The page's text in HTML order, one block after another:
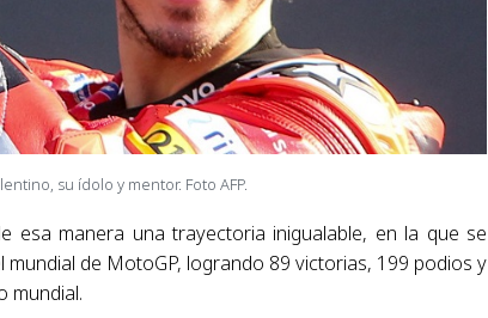
su ídolo y mentor. Foto AFP.
esa manera una trayectoria inigualable, en la que se
de MotoGP, logrando 89 victorias, 199 podios y
mundial.